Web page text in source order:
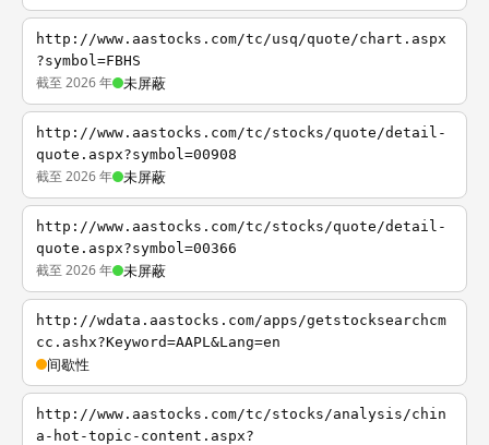
http://www.aastocks.com/tc/usq/quote/chart.aspx
?symbol=FBHS
截至 2026 年 未屏蔽
http://www.aastocks.com/tc/stocks/quote/detail-
quote.aspx?symbol=00908
截至 2026 年 未屏蔽
http://www.aastocks.com/tc/stocks/quote/detail-
quote.aspx?symbol=00366
截至 2026 年 未屏蔽
http://wdata.aastocks.com/apps/getstocksearchcm
cc.ashx?Keyword=AAPL&Lang=en
间歇性
http://www.aastocks.com/tc/stocks/analysis/chin
a-hot-topic-content.aspx?